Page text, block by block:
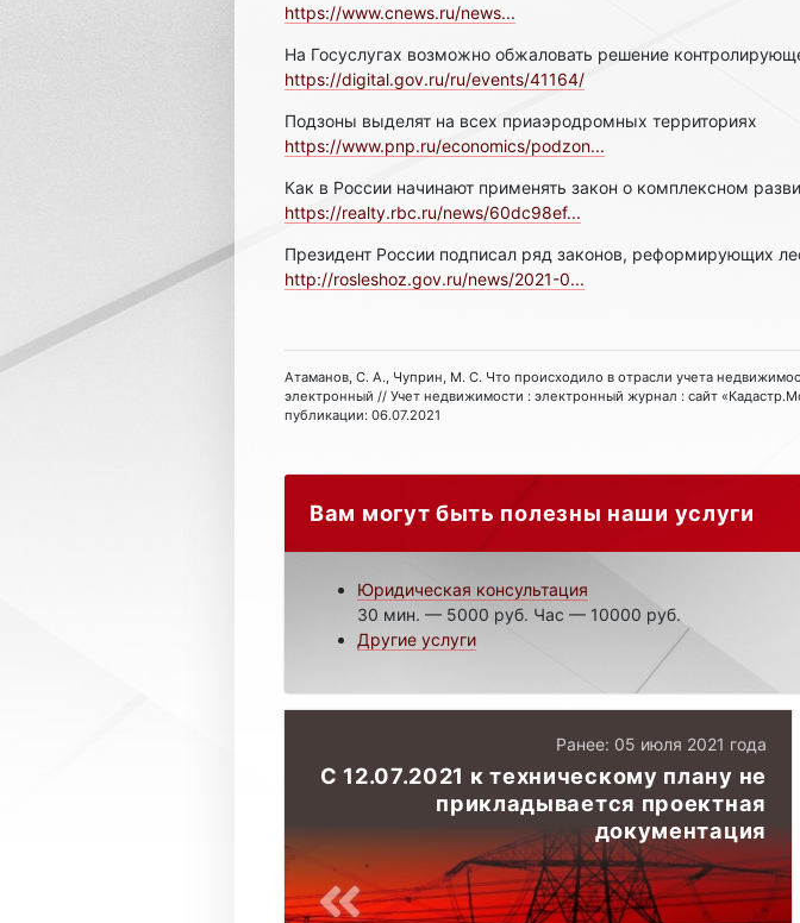
https://www.cnews.ru/news...
На Госуслугах возможно обжаловать решение
https://digital.gov.ru/ru/events/41164/
Подзоны выделят на всех приаэродромных территориях
https://www.pnp.ru/economics/podzon...
Как в России начинают применять закон о комплексном
https://realty.rbc.ru/news/60dc98ef...
Президент России подписал ряд законов, реформирующих
http://rosleshoz.gov.ru/news/2021-0...
Атаманов, С. А., Чуприн, М. С. Что происходило в отрасли учета
электронный // Учет недвижимости : электронный журнал : сайт
публикации: 06.07.2021
Вам могут быть полезны наши услуги
Юридическая консультация
30 мин. — 5000 руб. Час — 10000 руб.
Другие услуги
Ранее: 05 июля 2021 года
С 12.07.2021 к техническому плану не
прикладывается проектная
документация